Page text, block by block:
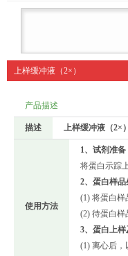
上样缓冲液（2×）
产品描述
描述 上样缓冲液（2×）
使用方法
1、试剂准备
将蛋白示踪
2、蛋白样品
(1) 将蛋白样
(2) 待蛋白样
3、蛋白上样
(1) 离心后，